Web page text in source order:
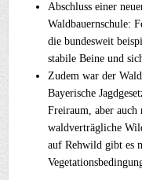
Abschluss einer
Waldbauernschule:
die bundesweit
stabile Beine und
Zudem war der
Bayerische
Freiraum, aber
waldverträgliche
auf Rehwild gibt es